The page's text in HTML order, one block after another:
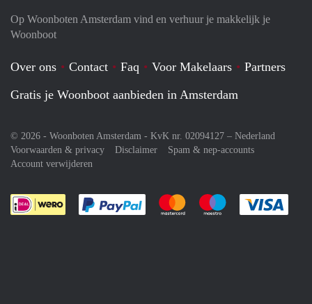
Op Woonboten Amsterdam vind en verhuur je makkelijk je
Woonboot
Over ons Contact Faq Voor Makelaars
Partners
Gratis je Woonboot aanbieden in Amsterdam
© 2026 - Woonboten Amsterdam - KvK nr. 02094127 – Nederland
Voorwaarden & privacy
Disclaimer
Spam & nep-accounts
Account verwijderen
Je rekent gemakkelijk af met Paypal
Je rekent gemakkelijk af met
Je rekent